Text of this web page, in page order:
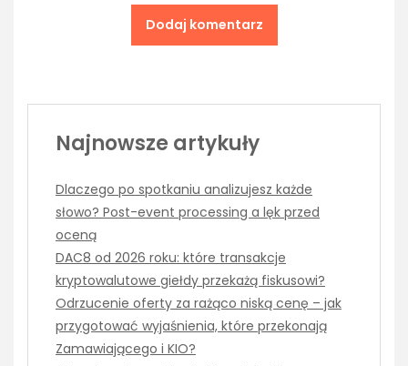
Najnowsze artykuły
Dlaczego po spotkaniu analizujesz każde
słowo? Post-event processing a lęk przed
oceną
DAC8 od 2026 roku: które transakcje
kryptowalutowe giełdy przekażą fiskusowi?
Odrzucenie oferty za rażąco niską cenę – jak
przygotować wyjaśnienia, które przekonają
Zamawiającego i KIO?